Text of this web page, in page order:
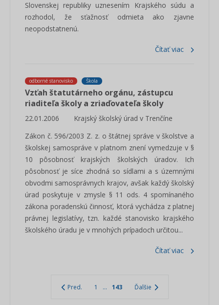
Slovenskej republiky uznesením Krajského súdu a
rozhodol, že sťažnosť odmieta ako zjavne
neopodstatnenú.
Čítať viac
odborné stanovisko Škola
Vzťah štatutárneho orgánu, zástupcu
riaditeľa školy a zriaďovateľa školy
22.01.2006
Krajský školský úrad v Trenčíne
Zákon č. 596/2003 Z. z. o štátnej správe v školstve a
školskej samospráve v platnom znení vymedzuje v §
10 pôsobnosť krajských školských úradov. Ich
pôsobnosť je síce zhodná so sídlami a s územnými
obvodmi samosprávnych krajov, avšak každý školský
úrad poskytuje v zmysle § 11 ods. 4 spomínaného
zákona poradenskú činnosť, ktorá vychádza z platnej
právnej legislatívy, tzn. každé stanovisko krajského
školského úradu je v mnohých prípadoch určitou...
Čítať viac
Pred. 1 ... 143 Ďalšie